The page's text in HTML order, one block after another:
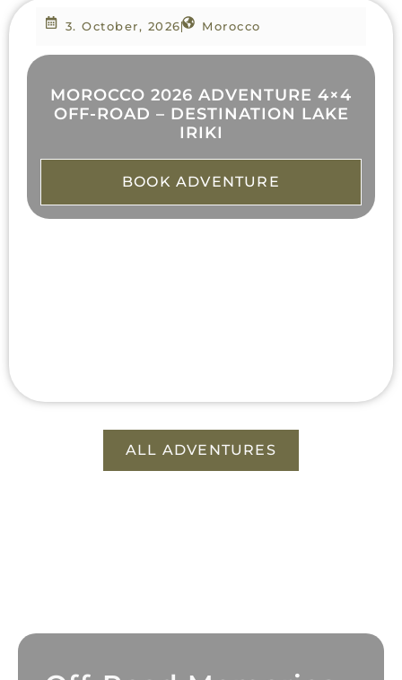
3. October, 2026 Morocco
MOROCCO 2026 ADVENTURE 4×4
OFF-ROAD – DESTINATION LAKE
IRIKI
BOOK ADVENTURE
ALL ADVENTURES